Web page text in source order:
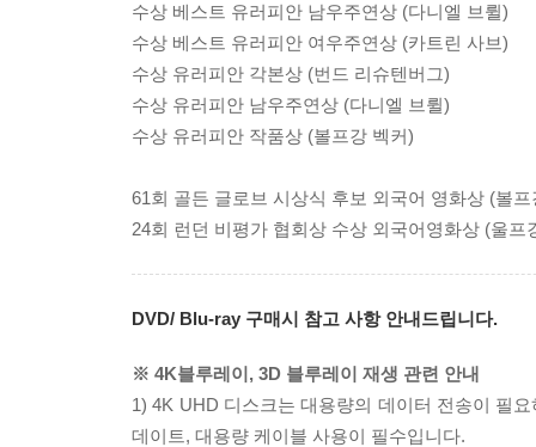
수상 베스트 유러피안 남우주연상 (다니엘 브륄)
수상 베스트 유러피안 여우주연상 (카트린 사브)
수상 유러피안 각본상 (번드 리슈텐버그)
수상 유러피안 남우주연상 (다니엘 브륄)
수상 유러피안 작품상 (볼프강 벡커)
61회 골든 글로브 시상식 후보 외국어 영화상 (볼프
24회 런던 비평가 협회상 수상 외국어영화상 (울프
DVD/ Blu-ray 구매시 참고 사항 안내드립니다.
※ 4K블루레이, 3D 블루레이 재생 관련 안내
1) 4K UHD 디스크는 대용량의 데이터 전송이 필
데이트, 대용량 케이블 사용이 필수입니다.